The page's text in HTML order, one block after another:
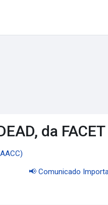
da
📢 Comunicado